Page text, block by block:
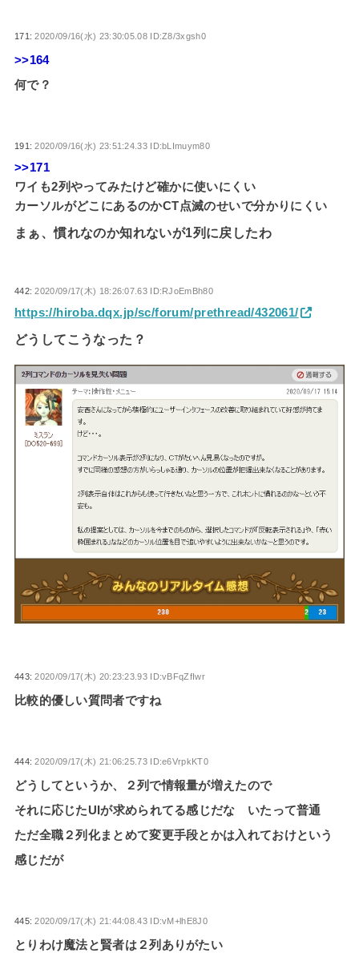
171:2020/09/16(水) 23:30:05.08 ID:Z8/3xgsh0
>>164
何で？
191:2020/09/16(水) 23:51:24.33 ID:bLImuym80
>>171
ワイも2列やってみたけど確かに使いにくい
カーソルがどこにあるのかCT点滅のせいで分かりにくい
まぁ、慣れなのか知れないが1列に戻したわ
442:2020/09/17(木) 18:26:07.63 ID:RJoEmBh80
https://hiroba.dqx.jp/sc/forum/prethread/432061/
どうしてこうなった？
443:2020/09/17(木) 20:23:23.93 ID:vBFqZfIwr
比較的優しい質問者ですね
444:2020/09/17(木) 21:06:25.73 ID:e6VrpkKT0
どうしてというか、２列で情報量が増えたので
それに応じたUIが求められてる感じだな いたって普通
ただ全職２列化まとめて変更手段とかは入れておけという
感じだが
445:2020/09/17(木) 21:44:08.43 ID:vM+lhE8J0
とりわけ魔法と賢者は２列ありがたい